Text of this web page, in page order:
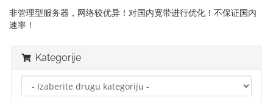
非管理型服务器，网络较优异！对国内宽带进行优化！不保证国内
速率！
Kategorije